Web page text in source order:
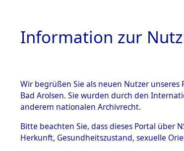
HOME
BESTÄNDE
Information zur
Wir begrüßen Sie als neuen Nutzer
Bad Arolsen. Sie wurden durch den
anderem nationalen Archivrecht.
Bitte beachten Sie, dass dieses Portal über
Herkunft, Gesundheitszustand, sexuelle